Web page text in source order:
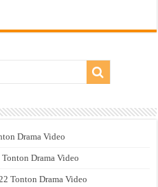
Drama Video
Drama Video
Tonton Drama Video